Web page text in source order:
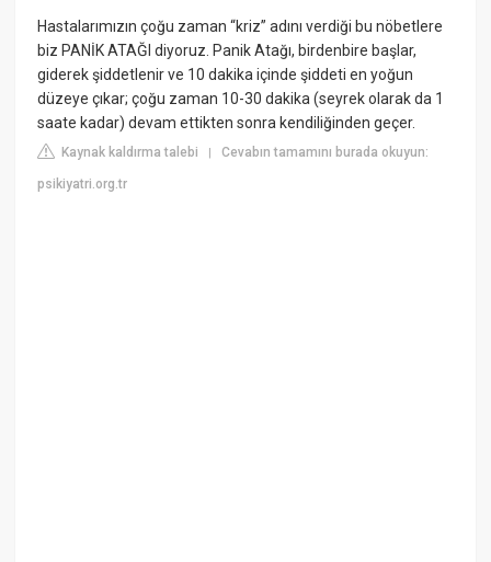
Hastalarımızın çoğu zaman “kriz” adını verdiği bu nöbetlere
biz PANİK ATAĞI diyoruz. Panik Atağı, birdenbire başlar,
giderek şiddetlenir ve 10 dakika içinde şiddeti en yoğun
düzeye çıkar; çoğu zaman 10-30 dakika (seyrek olarak da 1
saate kadar) devam ettikten sonra kendiliğinden geçer.
Kaynak kaldırma talebi |Cevabın tamamını burada okuyun:
psikiyatri.org.tr